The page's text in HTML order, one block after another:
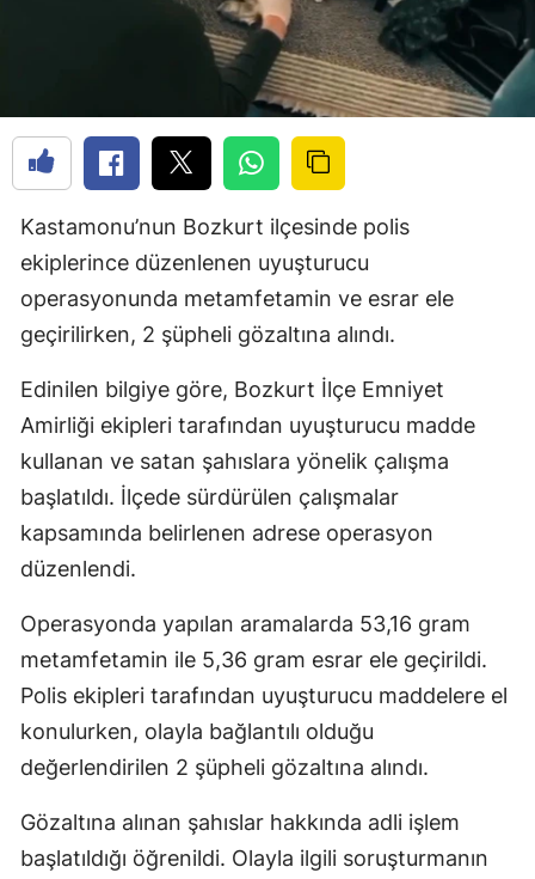
Kastamonu’nun Bozkurt ilçesinde polis
ekiplerince düzenlenen uyuşturucu
operasyonunda metamfetamin ve esrar ele
geçirilirken, 2 şüpheli gözaltına alındı.
Edinilen bilgiye göre, Bozkurt İlçe Emniyet
Amirliği ekipleri tarafından uyuşturucu madde
kullanan ve satan şahıslara yönelik çalışma
başlatıldı. İlçede sürdürülen çalışmalar
kapsamında belirlenen adrese operasyon
düzenlendi.
Operasyonda yapılan aramalarda 53,16 gram
metamfetamin ile 5,36 gram esrar ele geçirildi.
Polis ekipleri tarafından uyuşturucu maddelere el
konulurken, olayla bağlantılı olduğu
değerlendirilen 2 şüpheli gözaltına alındı.
Gözaltına alınan şahıslar hakkında adli işlem
başlatıldığı öğrenildi. Olayla ilgili soruşturmanın